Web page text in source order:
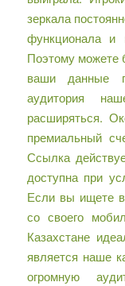
зеркала
функционала и
Поэтому можете
ваши данные
аудитория
расширяться.
премиальный
Ссылка
доступна при
Если вы ищете
со своего
Казахстане
является наше
огромную